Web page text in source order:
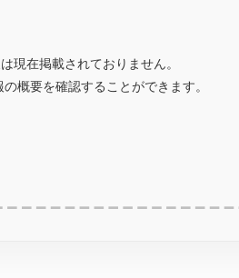
現在掲載されておりません。
概要を確認することができます。